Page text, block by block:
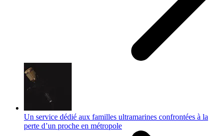
Un service dédié aux familles ultramarines confrontées à la
perte d’un proche en métropole